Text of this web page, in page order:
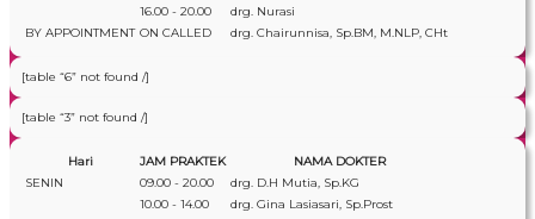
16.00 - 20.00
drg. Nurasi
BY APPOINTMENT ON CALLED drg. Chairunnisa, Sp.BM, M.NLP, CHt
[table “6” not found /]
[table “3” not found /]
Hari JAM PRAKTEK
NAMA DOKTER
SENIN
09.00 - 20.00
drg. D.H Mutia, Sp.KG
10.00 - 14.00
drg. Gina Lasiasari, Sp.Prost